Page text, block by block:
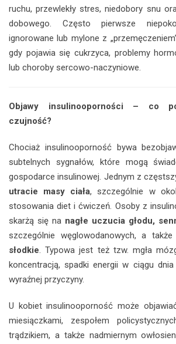
ruchu, przewlekły stres, niedobory snu
dobowego. Często pierwsze
ignorowane lub mylone z
gdy pojawia się cukrzyca, problemy
lub choroby sercowo-naczyniowe.
Objawy insulinooporności – co
czujność?
Chociaż insulinooporność bywa
subtelnych sygnałów, które mogą
gospodarce insulinowej. Jednym z
utracie masy ciała, szczególnie w
stosowania diet i ćwiczeń. Osoby z
skarżą się na nagłe uczucia głodu,
szczególnie węglowodanowych, a
słodkie. Typowa jest też tzw. mgła
koncentracją, spadki energii w ciągu
wyraźnej przyczyny.
U kobiet insulinooporność może
miesiączkami, zespołem
trądzikiem, a także nadmiernym